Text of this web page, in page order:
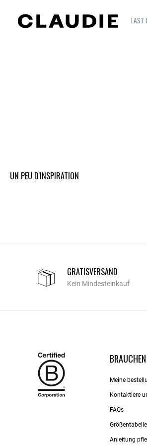
LAST
UN PEU D'INSPIRATION
GRATISVERSAND
Kein Mindesteinkauf
Meine
Kontaktiere
FAQs
Größentabelle
Anleitung